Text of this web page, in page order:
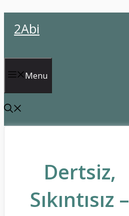
atla2Abi
Menu
Dertsiz,
Sıkıntısız –